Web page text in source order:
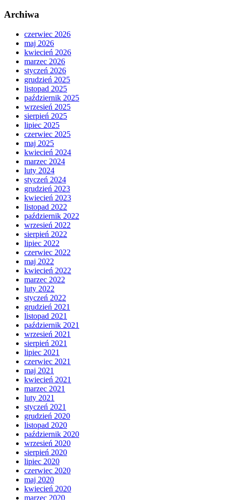
Archiwa
czerwiec 2026
maj 2026
kwiecień 2026
marzec 2026
styczeń 2026
grudzień 2025
listopad 2025
październik 2025
wrzesień 2025
sierpień 2025
lipiec 2025
czerwiec 2025
maj 2025
kwiecień 2024
marzec 2024
luty 2024
styczeń 2024
grudzień 2023
kwiecień 2023
listopad 2022
październik 2022
wrzesień 2022
sierpień 2022
lipiec 2022
czerwiec 2022
maj 2022
kwiecień 2022
marzec 2022
luty 2022
styczeń 2022
grudzień 2021
listopad 2021
październik 2021
wrzesień 2021
sierpień 2021
lipiec 2021
czerwiec 2021
maj 2021
kwiecień 2021
marzec 2021
luty 2021
styczeń 2021
grudzień 2020
listopad 2020
październik 2020
wrzesień 2020
sierpień 2020
lipiec 2020
czerwiec 2020
maj 2020
kwiecień 2020
marzec 2020